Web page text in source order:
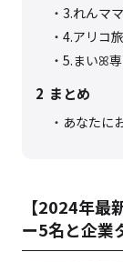
3.れんマ
4.アリコ
5.まいꕤ
2 まとめ
あなたに
【2024年最
ー5名と企業